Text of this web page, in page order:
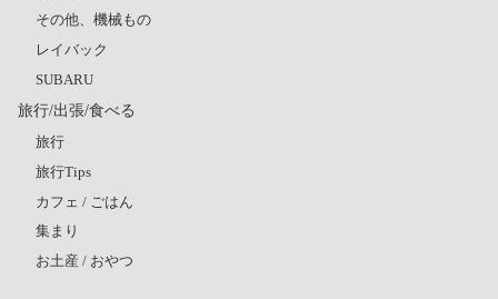
その他、機械もの
レイバック
SUBARU
旅行/出張/食べる
旅行
旅行Tips
カフェ / ごはん
集まり
お土産 / おやつ